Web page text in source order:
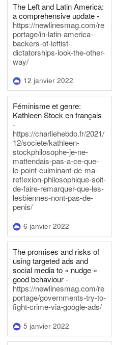
The Left and Latin America:
a comprehensive update -
https://newlinesmag.com/re
portage/in-latin-america-
backers-of-leftist-
dictatorships-look-the-other-
way/
12 janvier 2022
Féminisme et genre:
Kathleen Stock en français
-
https://charliehebdo.fr/2021/
12/societe/kathleen-
stockphilosophe-je-ne-
mattendais-pas-a-ce-que-
le-point-culminant-de-ma-
reflexion-philosophique-soit-
de-faire-remarquer-que-les-
lesbiennes-nont-pas-de-
penis/
6 janvier 2022
The promises and risks of
using targeted ads and
social media to « nudge »
good behaviour -
https://newlinesmag.com/re
portage/governments-try-to-
fight-crime-via-google-ads/
5 janvier 2022